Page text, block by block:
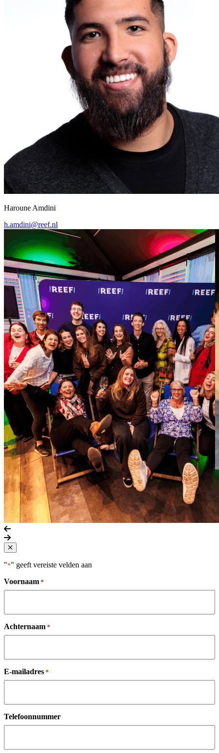
Haroune Amdini
h.amdini@reef.nl
Vorige slide
Volgende slide
Close popup
"*" geeft vereiste velden aan
Voornaam *
Achternaam *
E-mailadres *
Telefoonnummer